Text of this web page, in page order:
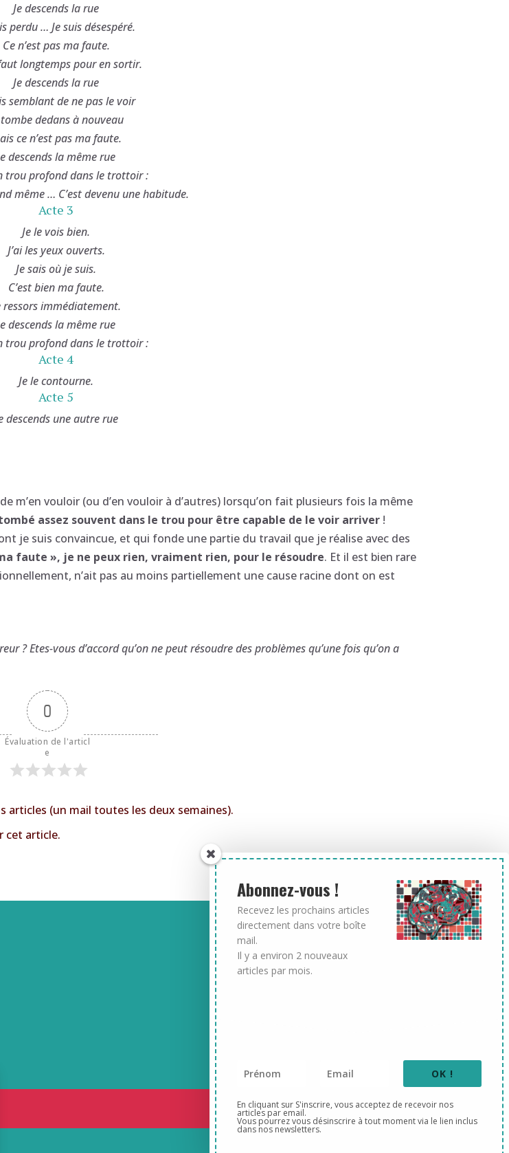
Je descends la rue
perdu … Je suis désespéré.
Ce n’est pas ma faute.
longtemps pour en sortir.
Je descends la rue
semblant de ne pas le voir
tombe dedans à nouveau
ce n’est pas ma faute.
descends la même rue
trou profond dans le trottoir :
même … C’est devenu une habitude.
Acte 3
Je le vois bien.
J’ai les yeux ouverts.
Je sais où je suis.
C’est bien ma faute.
ressors immédiatement.
descends la même rue
trou profond dans le trottoir :
Acte 4
Je le contourne.
Acte 5
descends une autre rue
m’en vouloir (ou d’en vouloir à d’autres) lorsqu’on fait plusieurs fois la même
tombé assez souvent dans le trou pour être capable de le voir arriver !
je suis convaincue, et qui fonde une partie du travail que je réalise avec des
faute », je ne peux rien, vraiment rien, pour le résoudre. Et il est bien rare
n’ait pas au moins partiellement une cause racine dont on est
? Etes-vous d’accord qu’on ne peut résoudre des problèmes qu’une fois qu’on a
0
Évaluation de l'articl
e
articles (un mail toutes les deux semaines).
cet article.
Abonnez-vous !
Recevez les prochains articles
directement dans votre boîte
mail.
Il y a environ 2 nouveaux
articles par mois.
OK !
En cliquant sur S'inscrire, vous acceptez de recevoir nos
articles par email.
Vous pourrez vous désinscrire à tout moment via le lien inclus
dans nos newsletters.